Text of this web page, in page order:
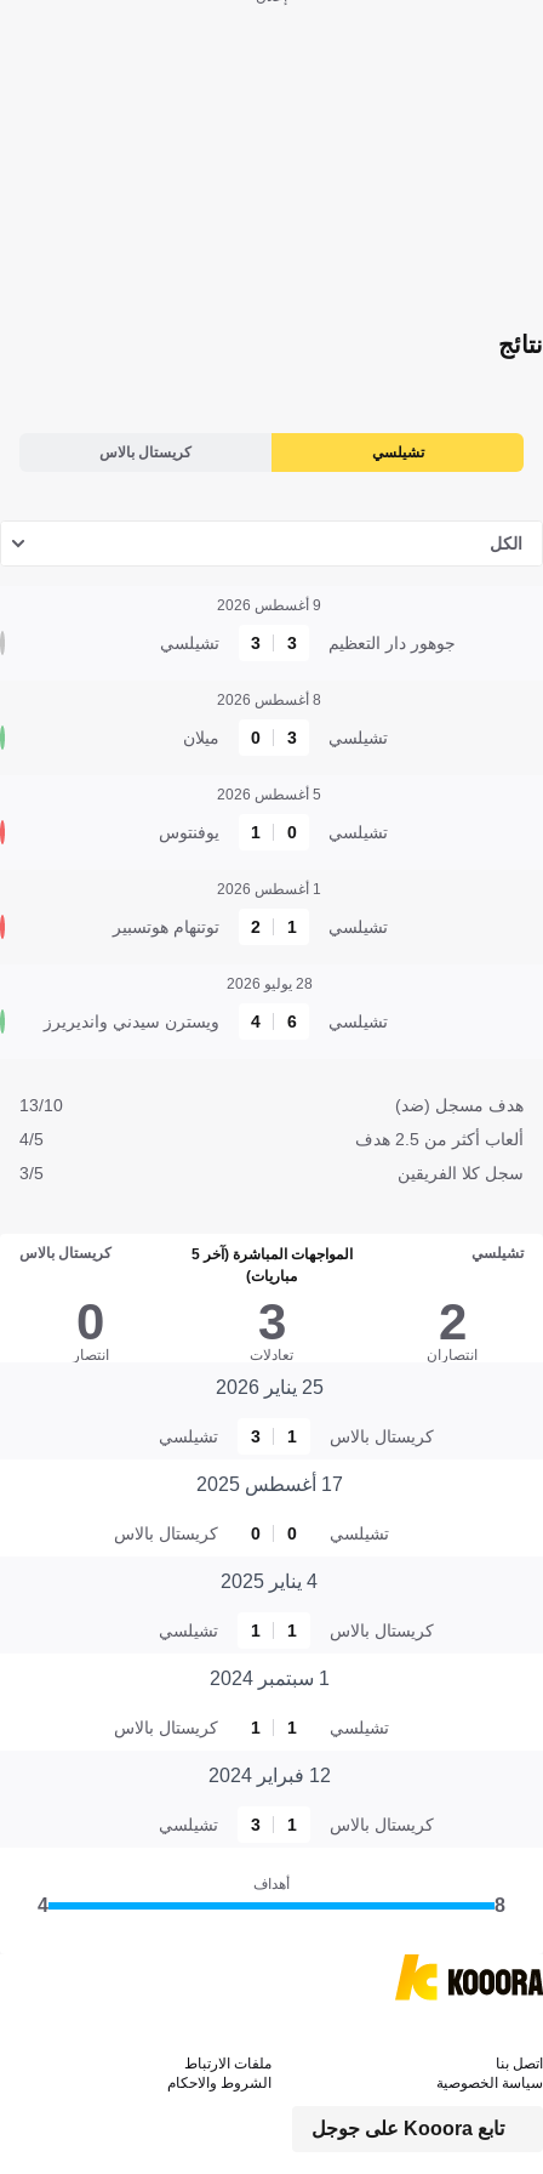
نتائج
تشيلسي كريستال بالاس
الكل
9 أغسطس 2026
جوهور دار التعظيم 3
3 تشيلسي
8 أغسطس 2026
تشيلسي 3
0 ميلان
5 أغسطس 2026
تشيلسي 0
1 يوفنتوس
1 أغسطس 2026
تشيلسي 1
2 توتنهام هوتسبير
28 يوليو 2026
تشيلسي 6
4 ويسترن سيدني وانديريرز
هدف مسجل (ضد)
13/10
ألعاب أكثر من 2.5 هدف
4/5
سجل كلا الفريقين
3/5
تشيلسي
المواجهات المباشرة (آخر 5
مباريات)
كريستال بالاس
2
انتصاران
3
تعادلات
0
انتصار
25 يناير 2026
كريستال بالاس 1
3 تشيلسي
17 أغسطس 2025
تشيلسي 0
0 كريستال بالاس
4 يناير 2025
كريستال بالاس 1
1 تشيلسي
1 سبتمبر 2024
تشيلسي 1
1 كريستال بالاس
12 فبراير 2024
كريستال بالاس 1
3 تشيلسي
أهداف
8
4
تابع Kooora على جوجل
اتصل بنا
ملفات الارتباط
سياسة الخصوصية
الشروط والاحكام